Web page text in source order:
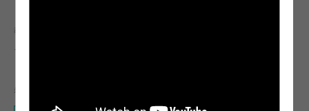
教師
ファビアン・メネゴン
必要な機材